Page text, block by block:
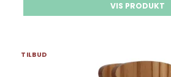
VIS PRODUKT
TILBUD